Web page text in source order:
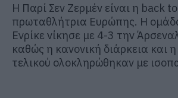
Η Παρί Σεν Ζερμέν είναι η back
πρωταθλήτρια Ευρώπης. Η
Ενρίκε νίκησε με 4-3 την
καθώς η κανονική διάρκεια και
τελικού ολοκληρώθηκαν με